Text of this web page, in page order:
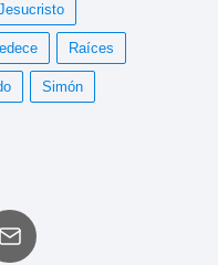
Raíces
Simón